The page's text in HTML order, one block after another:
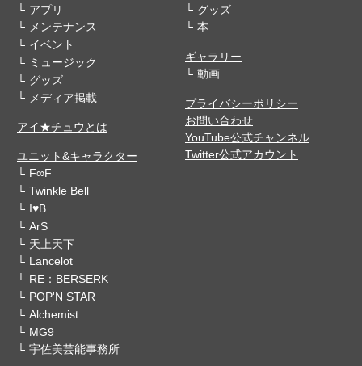
アプリ
メンテナンス
イベント
ミュージック
グッズ
メディア掲載
アイ★チュウとは
ユニット&キャラクター
F∞F
Twinkle Bell
I♥B
ArS
天上天下
Lancelot
RE：BERSERK
POP'N STAR
Alchemist
MG9
宇佐美芸能事務所
グッズ
本
ギャラリー
動画
プライバシーポリシー
お問い合わせ
YouTube公式チャンネル
Twitter公式アカウント